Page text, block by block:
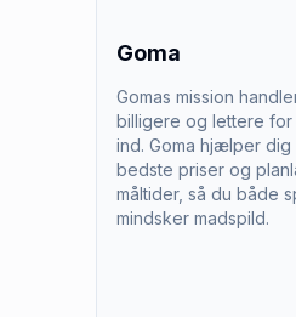
Goma
Gomas mission
billigere og lettere for
ind. Goma hjælper
bedste priser og
måltider, så du både
mindsker madspild.